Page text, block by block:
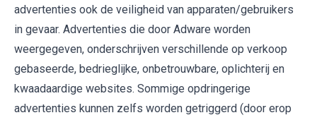
advertenties ook de veiligheid van apparaten/gebruikers
in gevaar. Advertenties die door Adware worden
weergegeven, onderschrijven verschillende op verkoop
gebaseerde, bedrieglijke, onbetrouwbare, oplichterij en
kwaadaardige websites. Sommige opdringerige
advertenties kunnen zelfs worden getriggerd (door erop